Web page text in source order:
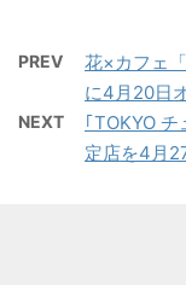
PREV
花×カフェ
に4月20日
NEXT
｢TOKYO
定店を4月